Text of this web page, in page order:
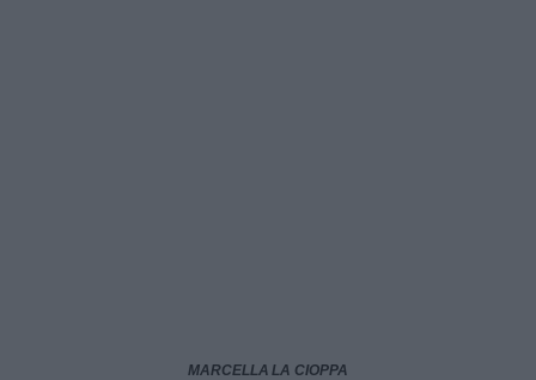
MARCELLA LA CIOPPA